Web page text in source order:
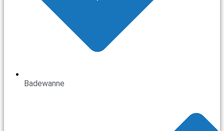
Badewanne